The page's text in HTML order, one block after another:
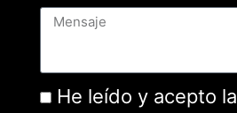
He leído y acepto la